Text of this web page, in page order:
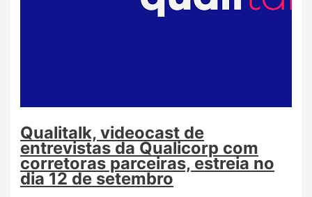
Qualitalk, videocast de
entrevistas da Qualicorp com
corretoras parceiras, estreia no
dia 12 de setembro